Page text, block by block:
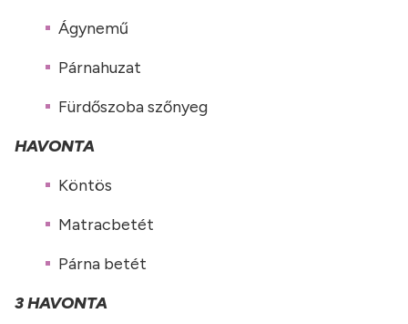
Ágynemű
Párnahuzat
Fürdőszoba szőnyeg
HAVONTA
Köntös
Matracbetét
Párna betét
3 HAVONTA